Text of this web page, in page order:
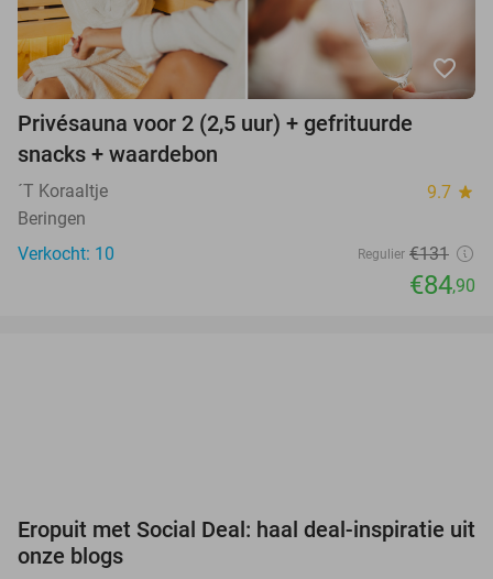
favorite_border
Privésauna voor 2 (2,5 uur) + gefrituurde
snacks + waardebon
´T Koraaltje 9.7 star
Beringen
Verkocht: 10
Regulier €131
€84,90
Eropuit met Social Deal: haal deal-inspiratie uit
onze blogs